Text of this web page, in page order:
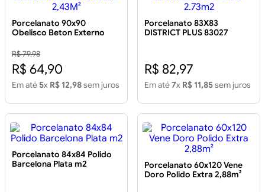
Porcelanato 90x90
Obelisco Beton Externo
R$ 79,98
R$ 64,90
Em até 5x R$ 12,98sem juros
Porcelanato 83X83
DISTRICT PLUS 83027
R$ 82,97
Em até7x R$ 11,85sem juros
Porcelanato 84x84 Polido
Barcelona Plata m2
Porcelanato 60x120 Vene
Doro Polido Extra 2,88m²